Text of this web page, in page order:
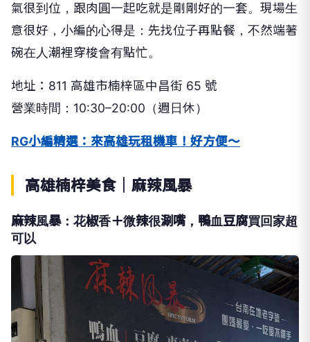
氣很到位，跟肉圓一起吃就是剛剛好的一套。現場生
意很好，小編的心得是：先找位子再點餐，不然端著
碗在人潮裡穿梭會有點忙。
地址：811 高雄市楠梓區中昌街 65 號
營業時間：10:30–20:00（週日休）
RG小編精選：來高雄玩租機車！好方便～
高雄楠梓美食｜麻辣風暴
麻辣風暴：花椒香＋微辣很涮嘴，鴨血豆腐買回家超
可以